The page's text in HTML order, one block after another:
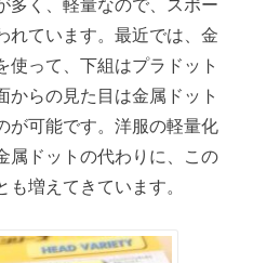
多く、軽量なので、スポー
れています。最近では、金
使って、下組はプラドット
からの見た目は金属ドット
が可能です。洋服の軽量化
属ドットの代わりに、この
増えてきています。